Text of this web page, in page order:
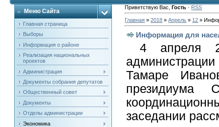
Меню Сайта
Главная страница
Выборы
Информация о районе
Реализация национальных
проектов
Администрация
Документы собрания депутатов
Общественный совет
Документы
Отделы администрации
Экономика
Приветствую Вас ,Гость · RSS
Главная »2018 » Апрель » 12 »
Информация для
4 апреля
Тамаре
президиума
заседании